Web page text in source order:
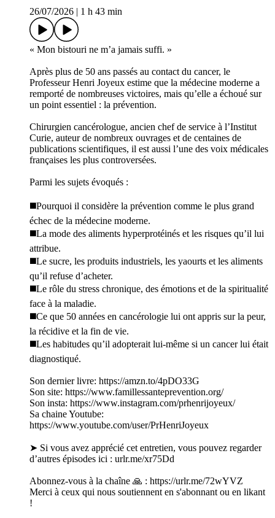
26/07/2026
1 h 43 min
« Mon bistouri ne m’a jamais suffi. »
Après plus de 50 ans passés au contact du cancer, le
Professeur Henri Joyeux estime que la médecine moderne a
remporté de nombreuses victoires, mais qu’elle a échoué sur
un point essentiel : la prévention.
Chirurgien cancérologue, ancien chef de service à l’Institut
Curie, auteur de nombreux ouvrages et de centaines de
publications scientifiques, il est aussi l’une des voix médicales
françaises les plus controversées.
Parmi les sujets évoqués :
◼️Pourquoi il considère la prévention comme le plus grand
échec de la médecine moderne.
◼️La mode des aliments hyperprotéinés et les risques qu’il lui
attribue.
◼️Le sucre, les produits industriels, les yaourts et les aliments
qu’il refuse d’acheter.
◼️Le rôle du stress chronique, des émotions et de la spiritualité
face à la maladie.
◼️Ce que 50 années en cancérologie lui ont appris sur la peur,
la récidive et la fin de vie.
◼️Les habitudes qu’il adopterait lui-même si un cancer lui était
diagnostiqué.
Son dernier livre: https://amzn.to/4pDO33G
Son site: https://www.famillessanteprevention.org/
Son insta: https://www.instagram.com/prhenrijoyeux/
Sa chaine Youtube:
https://www.youtube.com/user/PrHenriJoyeux
➤ Si vous avez apprécié cet entretien, vous pouvez regarder
d’autres épisodes ici : urlr.me/xr75Dd
Abonnez-vous à la chaîne 🙏 : https://urlr.me/72wYVZ
Merci à ceux qui nous soutiennent en s'abonnant ou en likant
!